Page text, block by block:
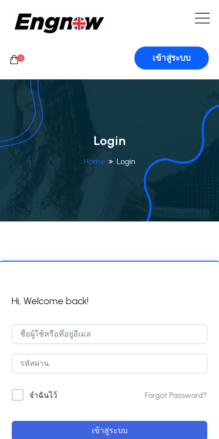
0 เข้าสู่ระบบ
Login
Home Login
Hi, Welcome back!
จำฉันไว้ Forgot Password?
เข้าสู่ระบบ